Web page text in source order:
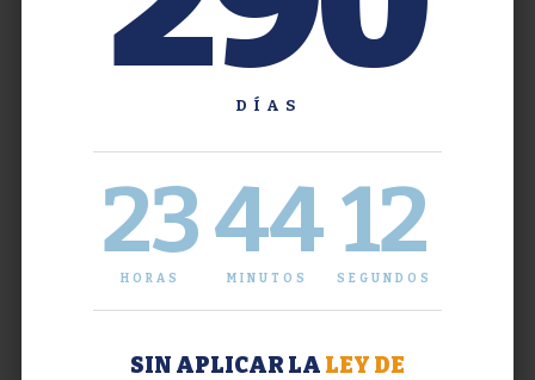
DÍAS
23
HORAS
44
MINUTOS
12
SEGUNDOS
SIN APLICAR LA LEY DE